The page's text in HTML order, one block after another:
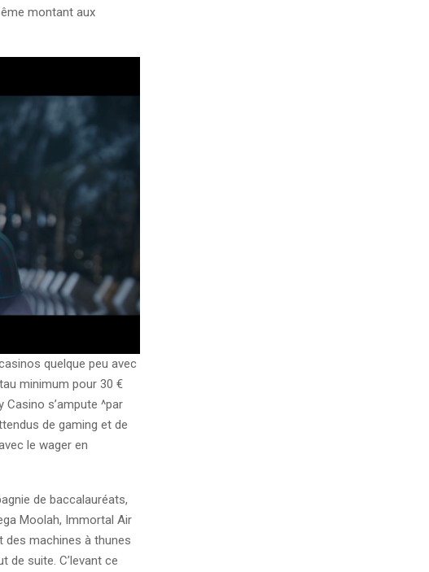
montant aux
quelque peu avec
minimum pour 30 €
s’ampute ^par
de gaming et de
le wager en
de baccalauréats,
Moolah, Immortal Air
des machines à thunes
de suite. C’levant ce